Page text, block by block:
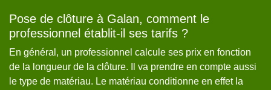
Pose de clôture à Galan, comment le
professionnel établit-il ses tarifs ?
En général, un professionnel calcule ses prix en fonction
de la longueur de la clôture. Il va prendre en compte aussi
le type de matériau. Le matériau conditionne en effet la